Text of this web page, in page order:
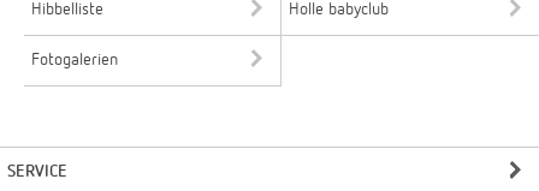
Hibbelliste Holle babyclub
Fotogalerien
SERVICE